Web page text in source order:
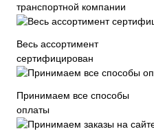
транспортной компании
Весь ассортимент
сертифицирован
Принимаем все способы
оплаты